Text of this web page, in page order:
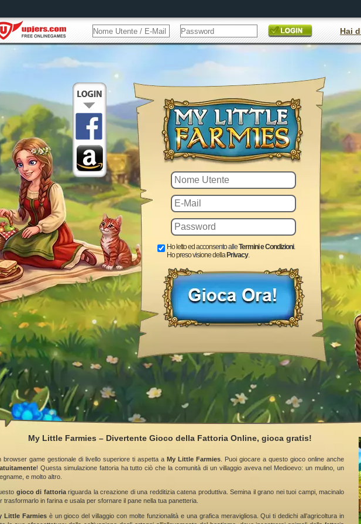
Ho letto ed acconsento alleTermini e Condizioni.
Ho preso visione della Privacy.
Hai
My Little Farmies – Divertente Gioco della Fattoria Online, gioca gratis!
browser game gestionale di livello superiore ti aspetta a My Little Farmies . Puoi giocare a questo gioco online anche
! Questa simulazione fattoria ha tutto ciò che la comunità di un villaggio aveva nel Medioevo: un mulino, un
e molto altro.
gioco di fattoriariguarda la creazione di una redditizia catena produttiva. Semina il grano nei tuoi campi, macinalo
trasformarlo in farina e usala per sfornare il pane nella tua panetteria.
Little Farmiesè un gioco del villaggio con molte funzionalità e una grafica meravigliosa. Qui ti dedichi all’agricoltura in